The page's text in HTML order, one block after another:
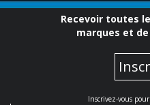
Recevoir toutes
marques et
Inscrivez-vous